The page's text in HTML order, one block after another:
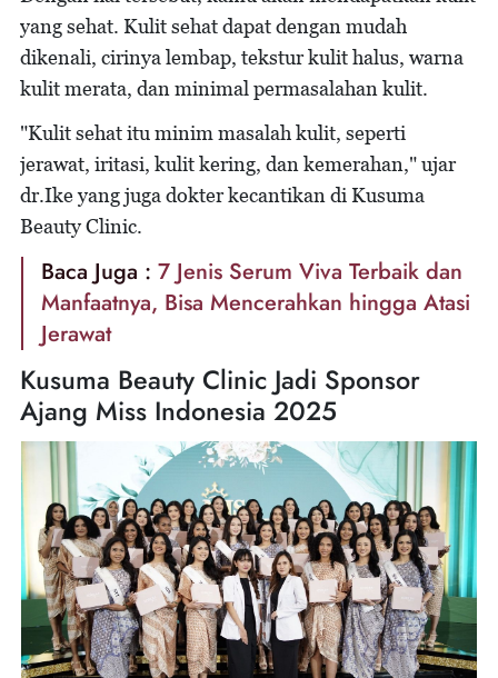
yang sehat. Kulit sehat dapat dengan mudah
dikenali, cirinya lembap, tekstur kulit halus, warna
kulit merata, dan minimal permasalahan kulit.
"Kulit sehat itu minim masalah kulit, seperti
jerawat, iritasi, kulit kering, dan kemerahan," ujar
dr.Ike yang juga dokter kecantikan di Kusuma
Beauty Clinic.
Baca Juga : 7 Jenis Serum Viva Terbaik dan
Manfaatnya, Bisa Mencerahkan hingga Atasi
Jerawat
Kusuma Beauty Clinic Jadi Sponsor
Ajang Miss Indonesia 2025